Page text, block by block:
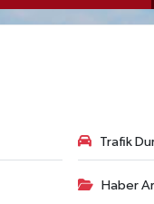
Trafik
Haber